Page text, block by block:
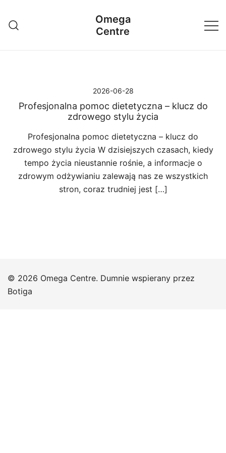
treści
Omega
Centre
2026-06-28
Profesjonalna pomoc dietetyczna – klucz do
zdrowego stylu życia
Profesjonalna pomoc dietetyczna – klucz do
zdrowego stylu życia W dzisiejszych czasach, kiedy
tempo życia nieustannie rośnie, a informacje o
zdrowym odżywianiu zalewają nas ze wszystkich
stron, coraz trudniej jest […]
© 2026 Omega Centre. Dumnie wspierany przez
Botiga